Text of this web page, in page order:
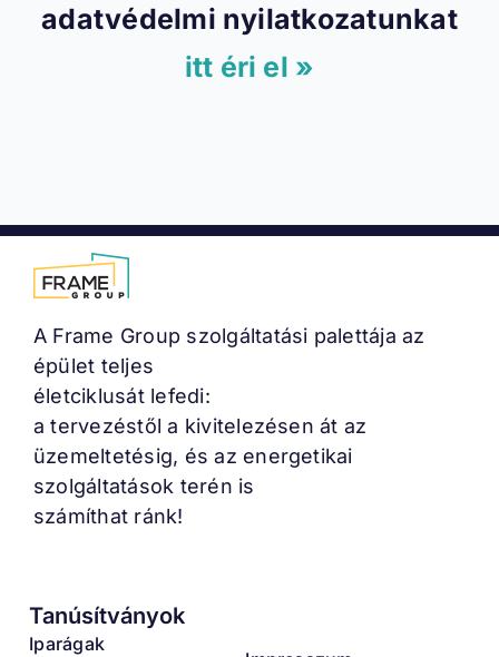
adatvédelmi nyilatkozatunkat
itt éri el »
A Frame Group szolgáltatási palettája az
épület teljes
életciklusát lefedi:
a tervezéstől a kivitelezésen át az
üzemeltetésig, és az energetikai
szolgáltatások terén is
számíthat ránk!
Tanúsítványok
Iparágak